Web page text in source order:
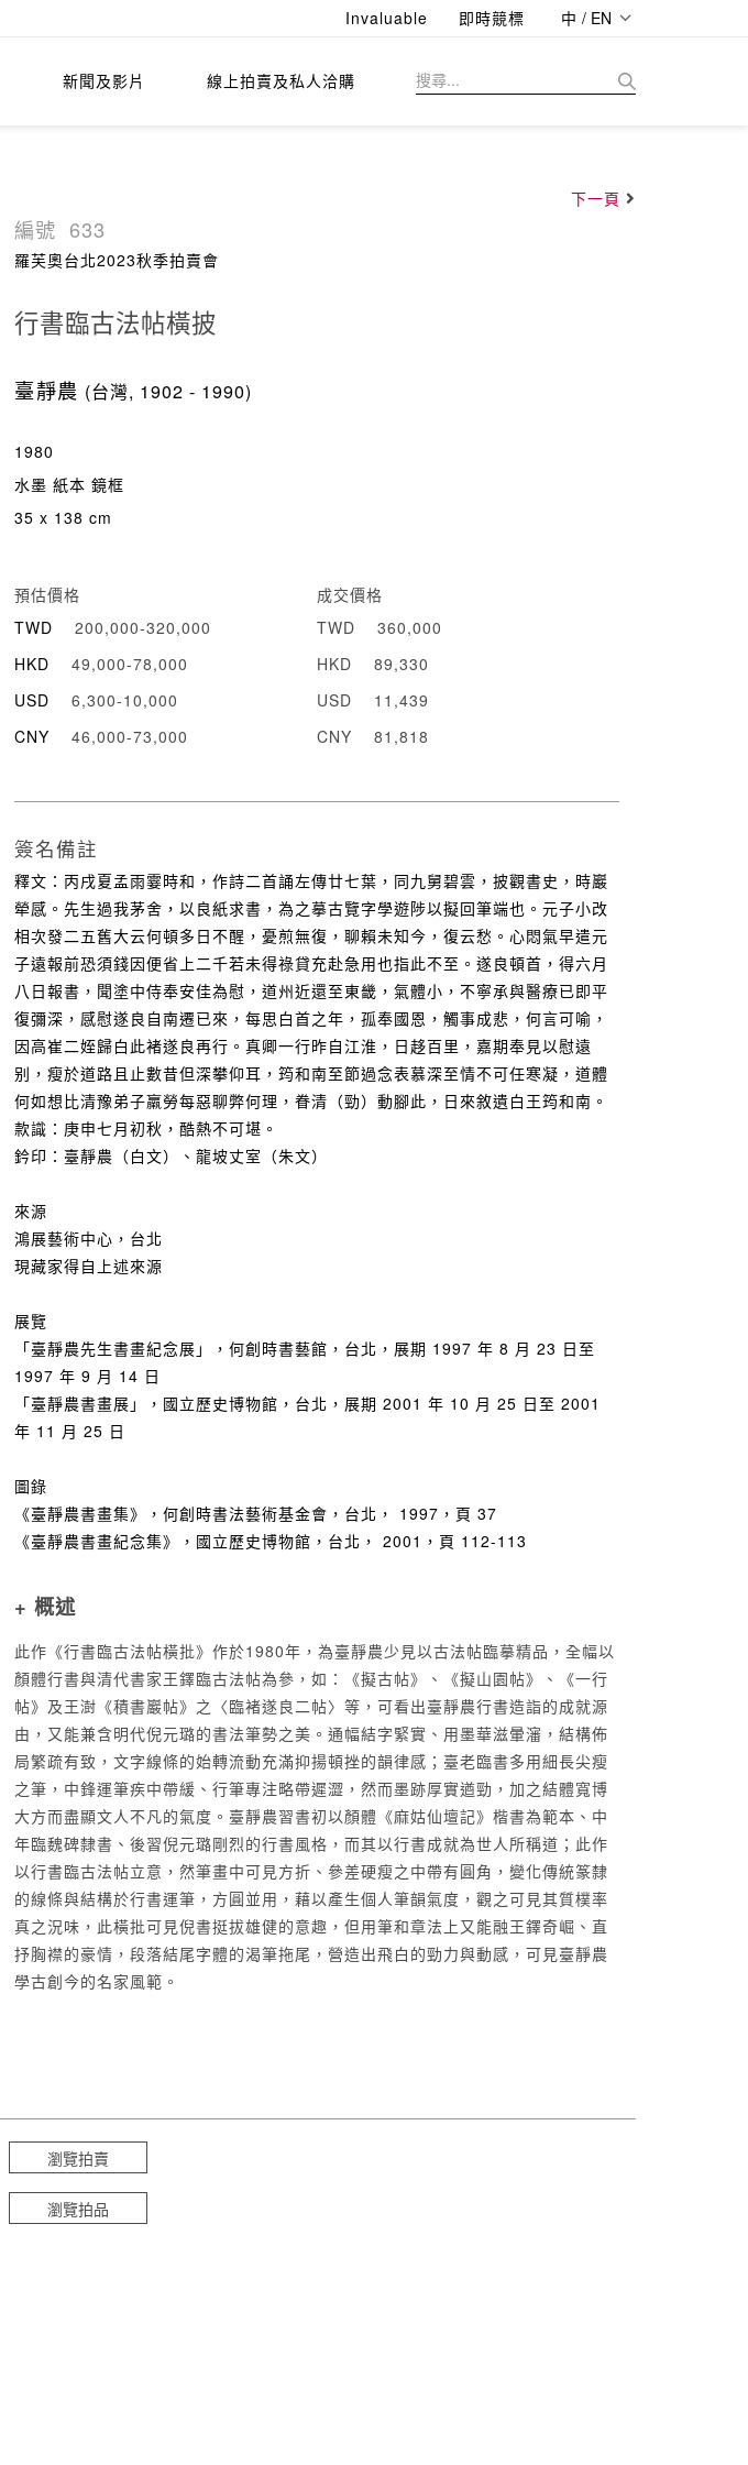
Invaluable 即時競標 中 / EN
新聞及影片 線上拍賣及私人洽購
下一頁
編號 633
羅芙奧台北2023秋季拍賣會
行書臨古法帖橫披
臺靜農 (台灣, 1902 - 1990)
1980
水墨 紙本 鏡框
35 x 138 cm
預估價格
TWD
200,000-320,000
HKD
49,000-78,000
USD
6,300-10,000
CNY
46,000-73,000
成交價格
TWD
360,000
HKD
89,330
USD
11,439
CNY
81,818
簽名備註
釋文：丙戌夏孟雨霎時和，作詩二首誦左傳廿七葉，同九舅碧雲，披觀書史，時巖
犖感。先生過我茅舍，以良紙求書，為之摹古覽字學遊陟以擬回筆端也。元子小改
相次發二五舊大云何頓多日不醒，憂煎無復，聊賴未知今，復云愁。心悶氣早遣元
子遠報前恐須錢因便省上二千若未得祿貸充赴急用也指此不至。遂良頓首，得六月
八日報書，聞塗中侍奉安佳為慰，道州近還至東畿，氣體小，不寧承與醫療已即平
復彌深，感慰遂良自南遷已來，每思白首之年，孤奉國恩，觸事成悲，何言可喻，
因高崔二姪歸白此褚遂良再行。真卿一行昨自江淮，日趍百里，嘉期奉見以慰遠
别，瘦於道路且止數昔但深攀仰耳，筠和南至節過念表慕深至情不可任寒凝，道體
何如想比清豫弟子羸勞每惡聊弊何理，眷清（勁）動腳此，日來敘遺白王筠和南。
款識：庚申七月初秋，酷熱不可堪。
鈐印：臺靜農（白文）、龍坡丈室（朱文）
來源
鴻展藝術中心，台北
現藏家得自上述來源
展覽
「臺靜農先生書畫紀念展」，何創時書藝館，台北，展期 1997 年 8 月 23 日至
1997 年 9 月 14 日
「臺靜農書畫展」，國立歷史博物館，台北，展期 2001 年 10 月 25 日至 2001
年 11 月 25 日
圖錄
《臺靜農書畫集》，何創時書法藝術基金會，台北， 1997，頁 37
《臺靜農書畫紀念集》，國立歷史博物館，台北， 2001，頁 112-113
+ 概述
此作《行書臨古法帖橫批》作於1980年，為臺靜農少見以古法帖臨摹精品，全幅以
顏體行書與清代書家王鐸臨古法帖為參，如：《擬古帖》、《擬山園帖》、《一行
帖》及王澍《積書巖帖》之〈臨褚遂良二帖〉等，可看出臺靜農行書造詣的成就源
由，又能兼含明代倪元璐的書法筆勢之美。通幅結字緊實、用墨華滋暈瀋，結構佈
局繁疏有致，文字線條的始轉流動充滿抑揚頓挫的韻律感；臺老臨書多用細長尖瘦
之筆，中鋒運筆疾中帶緩、行筆專注略帶遲澀，然而墨跡厚實遒勁，加之結體寬博
大方而盡顯文人不凡的氣度。臺靜農習書初以顏體《麻姑仙壇記》楷書為範本、中
年臨魏碑隸書、後習倪元璐剛烈的行書風格，而其以行書成就為世人所稱道；此作
以行書臨古法帖立意，然筆畫中可見方折、參差硬瘦之中帶有圓角，變化傳統篆隸
的線條與結構於行書運筆，方圓並用，藉以產生個人筆韻氣度，觀之可見其質樸率
真之況味，此橫批可見倪書挺拔雄健的意趣，但用筆和章法上又能融王鐸奇崛、直
抒胸襟的豪情，段落結尾字體的渴筆拖尾，營造出飛白的勁力與動感，可見臺靜農
學古創今的名家風範。
瀏覽拍賣
瀏覽拍品